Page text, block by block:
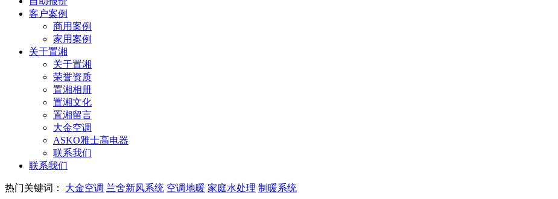
客户案例
商用案例
家用案例
关于置湘
关于置湘
荣誉资质
置湘相册
置湘文化
置湘留言
大金空调
ASKO雅士高电器
联系我们
联系我们
热门关键词： 大金空调 兰舍新风系统 空调地暖 家庭水处理 制暖系统